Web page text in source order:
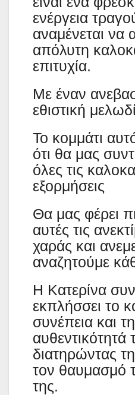
ενέργεια
αναμένεται να
απόλυτη
επιτυχία.
Με έναν
εθιστική
Το κομμάτι
ότι θα μας
όλες τις
εξορμήσεις
Θα μας φέρει
αυτές τις
χαράς και
αναζητούμε
Η Κατερίνα
εκπλήσσει το
συνέπεια και
αυθεντικότητά
διατηρώντας
τον θαυμασμό
της.